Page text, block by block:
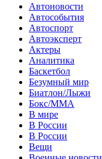
Автоновости
Автособытия
Автоспорт
Автоэксперт
Актеры
Аналитика
Баскетбол
Безумный мир
Биатлон/Лыжи
Бокс/MMA
В мире
В России
В России
Вещи